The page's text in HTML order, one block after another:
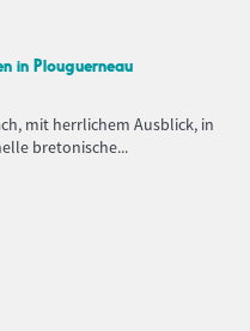
in Plouguerneau
mit herrlichem Ausblick, in
bretonische...